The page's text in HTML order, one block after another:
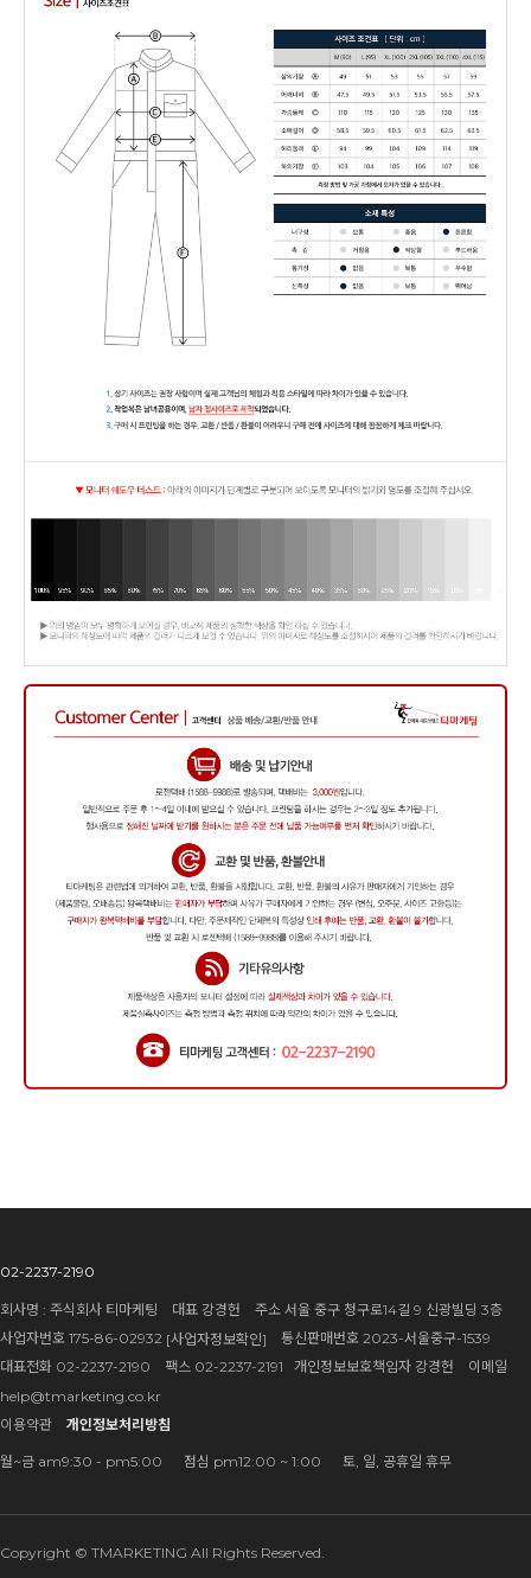
02-2237-2190
회사명 : 주식회사 티마케팅 대표 강경헌 주소 서울 중구 청구로14길 9 신광빌딩 3층
사업자번호 175-86-02932 [사업자정보확인] 통신판매번호 2023-서울중구-1539
대표전화 02-2237-2190 팩스 02-2237-2191 개인정보보호책임자 강경헌 이메일
help@tmarketing.co.kr
이용약관
개인정보처리방침
월~금 am9:30 - pm5:00 점심 pm12:00 ~ 1:00 토, 일, 공휴일 휴무
Copyright © TMARKETING All Rights Reserved.